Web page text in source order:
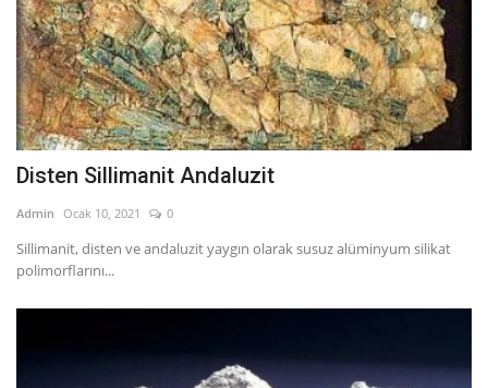
Disten Sillimanit Andaluzit
Admin Ocak 10, 2021 0
Sillimanit, disten ve andaluzit yaygın olarak susuz alüminyum silikat
polimorflarını...